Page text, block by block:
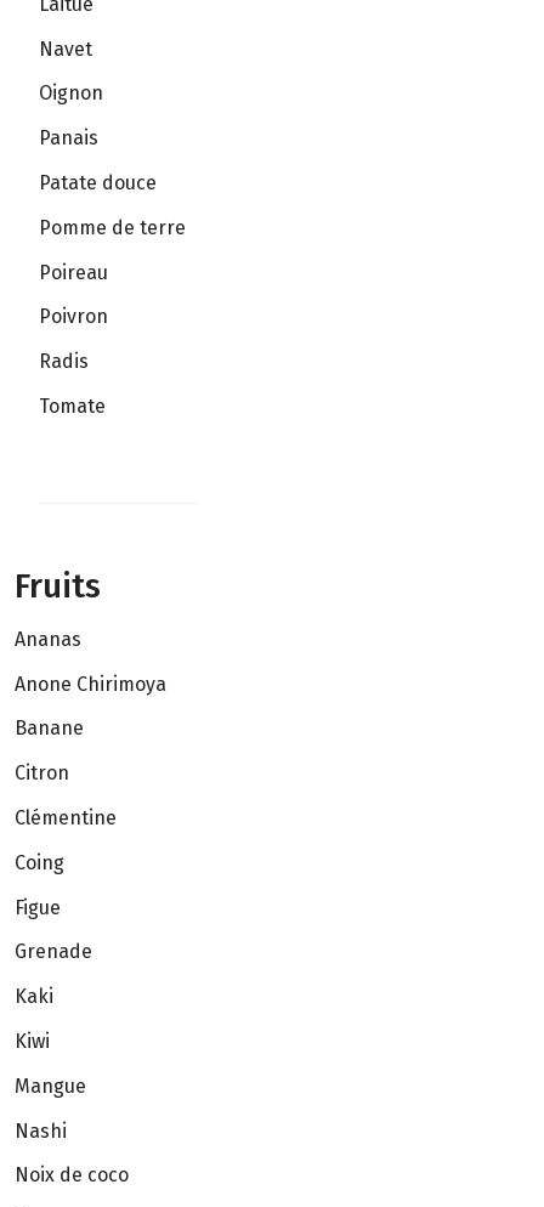
Navet
Oignon
Panais
Patate douce
Pomme de terre
Poireau
Poivron
Radis
Tomate
Fruits
Ananas
Anone Chirimoya
Banane
Citron
Clémentine
Coing
Figue
Grenade
Kaki
Kiwi
Mangue
Nashi
Noix de coco